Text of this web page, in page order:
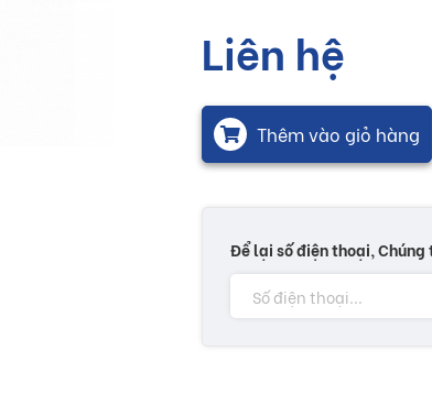
Liên hệ
Thêm vào giỏ hàng
Để lại số điện thoại,